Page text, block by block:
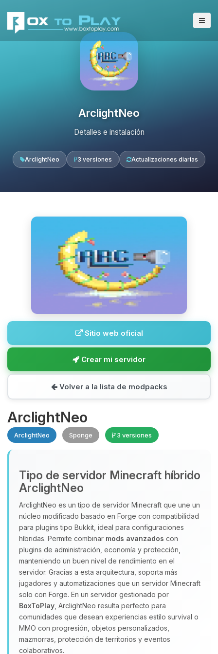
ArclightNeo
Detalles e instalación
ArclightNeo 3 versiones Actualizaciones diarias
Sitio web oficial
Crear mi servidor
Volver a la lista de modpacks
ArclightNeo
ArclightNeo Sponge 3 versiones
Tipo de servidor Minecraft híbrido
ArclightNeo
ArclightNeo es un tipo de servidor Minecraft que une un
núcleo modificado basado en Forge con compatibilidad
para plugins tipo Bukkit, ideal para configuraciones
híbridas. Permite combinar mods avanzados con
plugins de administración, economía y protección,
manteniendo un buen nivel de rendimiento en el
servidor. Gracias a esta arquitectura, soporta más
jugadores y automatizaciones que un servidor Minecraft
solo con Forge. En un servidor gestionado por
BoxToPlay , ArclightNeo resulta perfecto para
comunidades que desean experiencias estilo survival o
MMO con progresión, objetos personalizados,
mazmorras, protección de territorios y eventos
colaborativos.
Yupi, por fin alguien con quien
hablar! Soy Choupy, tu pequeno
asistente de BoxToPlay. Cuentame
que necesitas y moveré mis
pequenos circuitos para ayudarte.
09/08/2026 07:54